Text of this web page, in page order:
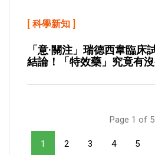
[ 科學新知 ]
「意·關注」瑞德西韋臨床
結論！「特效藥」究竟有
Page 1 of 5
1 2 3 4 5